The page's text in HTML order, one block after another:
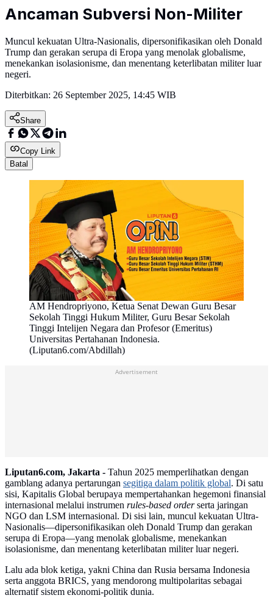
Ancaman Subversi Non-Militer
Muncul kekuatan Ultra-Nasionalis, dipersonifikasikan oleh Donald
Trump dan gerakan serupa di Eropa yang menolak globalisme,
menekankan isolasionisme, dan menentang keterlibatan militer luar
negeri.
Diterbitkan: 26 September 2025, 14:45 WIB
Share
Copy Link
Batal
AM Hendropriyono, Ketua Senat Dewan Guru Besar
Sekolah Tinggi Hukum Militer, Guru Besar Sekolah
Tinggi Intelijen Negara dan Profesor (Emeritus)
Universitas Pertahanan Indonesia.
(Liputan6.com/Abdillah)
Advertisement
Liputan6.com, Jakarta - Tahun 2025 memperlihatkan dengan
gamblang adanya pertarungan segitiga dalam politik global. Di satu
sisi, Kapitalis Global berupaya mempertahankan hegemoni finansial
internasional melalui instrumen rules-based orderserta jaringan
NGO dan LSM internasional. Di sisi lain, muncul kekuatan Ultra-
Nasionalis—dipersonifikasikan oleh Donald Trump dan gerakan
serupa di Eropa—yang menolak globalisme, menekankan
isolasionisme, dan menentang keterlibatan militer luar negeri.
Lalu ada blok ketiga, yakni China dan Rusia bersama Indonesia
serta anggota BRICS, yang mendorong multipolaritas sebagai
alternatif sistem ekonomi-politik dunia.